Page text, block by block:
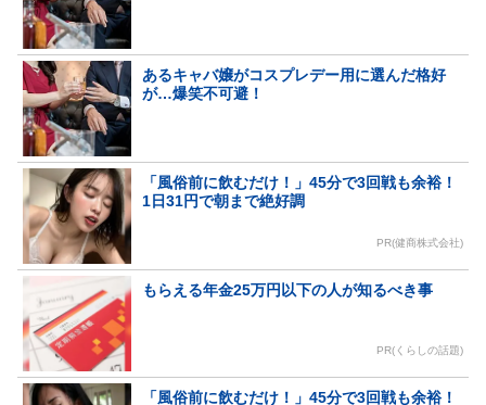
あるキャバ嬢がコスプレデー用に選んだ格好
が…爆笑不可避！
「風俗前に飲むだけ！」45分で3回戦も余裕！
1日31円で朝まで絶好調
PR(健商株式会社)
もらえる年金25万円以下の人が知るべき事
PR(くらしの話題)
「風俗前に飲むだけ！」45分で3回戦も余裕！